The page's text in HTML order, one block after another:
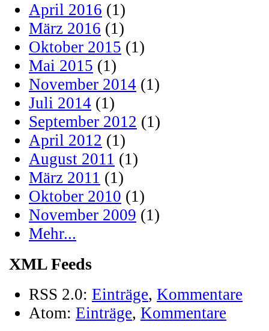
April 2016 (1)
März 2016 (1)
Oktober 2015 (1)
Mai 2015 (1)
November 2014 (1)
Juli 2014 (1)
September 2012 (1)
April 2012 (1)
August 2011 (1)
März 2011 (1)
Oktober 2010 (1)
November 2009 (1)
Mehr...
XML Feeds
RSS 2.0: Einträge, Kommentare
Atom: Einträge, Kommentare